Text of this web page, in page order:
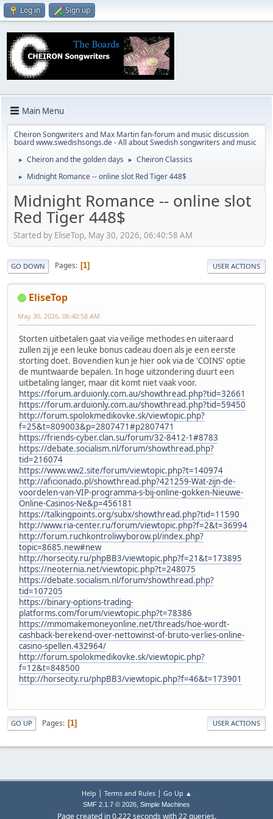
Log in Sign up
Main Menu
Cheiron Songwriters and Max Martin fan-forum and music discussion
board www.swedishsongs.de - All about Swedish songwriters and music
► Cheiron and the golden days ► Cheiron Classics
► Midnight Romance -- online slot Red Tiger 448$
Midnight Romance -- online slot
Red Tiger 448$
Started by EliseTop, May 30, 2026, 06:40:58 AM
GO DOWN Pages 1 USER ACTIONS
EliseTop
May 30, 2026, 06:40:58 AM
Storten uitbetalen gaat via veilige methodes en uiteraard
zullen zij je een leuke bonus cadeau doen als je een eerste
storting doet. Bovendien kun je hier ook via de 'COINS' optie
de muntwaarde bepalen. In hoge uitzondering duurt een
uitbetaling langer, maar dit komt niet vaak voor.
https://forum.arduionly.com.au/showthread.php?tid=32661
https://forum.arduionly.com.au/showthread.php?tid=59450
http://forum.spolokmedikovke.sk/viewtopic.php?
f=25&t=809003&p=2807471#p2807471
https://friends-cyber.clan.su/forum/32-8412-1#8783
https://debate.socialism.nl/forum/showthread.php?
tid=216074
https://www.ww2.site/forum/viewtopic.php?t=140974
http://aficionado.pl/showthread.php?421259-Wat-zijn-de-
voordelen-van-VIP-programma-s-bij-online-gokken-Nieuwe-
Online-Casinos-Ne&p=456181
https://talkingpoints.org/subx/showthread.php?tid=11590
http://www.ria-center.ru/forum/viewtopic.php?f=2&t=36994
http://forum.ruchkontroliwyborow.pl/index.php?
topic=8685.new#new
http://horsecity.ru/phpBB3/viewtopic.php?f=21&t=173895
https://neoternia.net/viewtopic.php?t=248075
https://debate.socialism.nl/forum/showthread.php?
tid=107205
https://binary-options-trading-
platforms.com/forum/viewtopic.php?t=78386
https://mmomakemoneyonline.net/threads/hoe-wordt-
cashback-berekend-over-nettowinst-of-bruto-verlies-online-
casino-spellen.432964/
http://forum.spolokmedikovke.sk/viewtopic.php?
f=12&t=848500
http://horsecity.ru/phpBB3/viewtopic.php?f=46&t=173901
GO UP Pages 1 USER ACTIONS
Help Terms and Rules| Go Up ▲
SMF 2.1.7 © 2026, Simple Machines
Page created in 0.222 seconds with 22 queries.